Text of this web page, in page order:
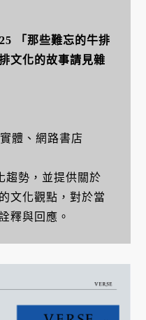
「那些難忘的牛排
文化的故事請見雜
體、網路書店
趨勢，並提供關於
文化觀點，對於當
釋與回應。